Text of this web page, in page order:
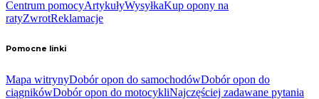
Centrum pomocyArtykułyWysyłkaKup opony na
ratyZwrotReklamacje
Pomocne linki
Mapa witrynyDobór opon do samochodówDobór opon do
ciągnikówDobór opon do motocykliNajczęściej zadawane pytania